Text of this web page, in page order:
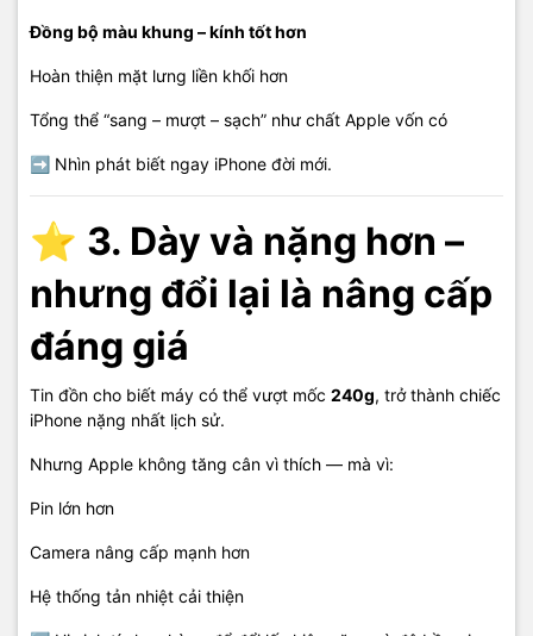
Đồng bộ màu khung – kính tốt hơn
Hoàn thiện mặt lưng liền khối hơn
Tổng thể “sang – mượt – sạch” như chất Apple vốn có
➡ Nhìn phát biết ngay iPhone đời mới.
⭐ 3. Dày và nặng hơn –
nhưng đổi lại là nâng cấp
đáng giá
Tin đồn cho biết máy có thể vượt mốc 240g, trở thành chiếc
iPhone nặng nhất lịch sử.
Nhưng Apple không tăng cân vì thích — mà vì:
Pin lớn hơn
Camera nâng cấp mạnh hơn
Hệ thống tản nhiệt cải thiện